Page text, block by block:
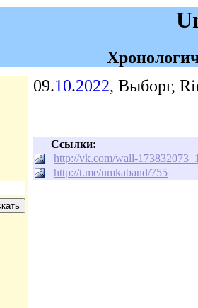
09.10.2022, Выборг,
Ссылки:
http://vk.com/wall-
http://t.me/umkaband/755